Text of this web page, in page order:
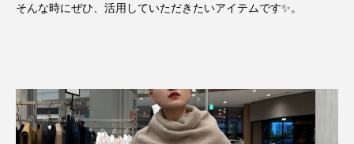
そんな時にぜひ、活用していただきたいアイテムです✨。